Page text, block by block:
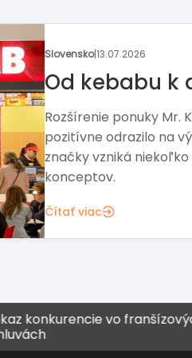
Zahraničie|02.07.2026
Muž, ktorý
preberá Pizza
Slávnu franšízu čaká
chce obnoviť rast
trhu.
Čítať viac
vo franšízových